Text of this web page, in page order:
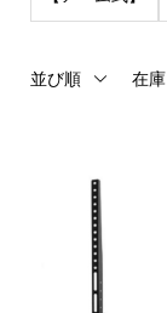
並び順 在庫